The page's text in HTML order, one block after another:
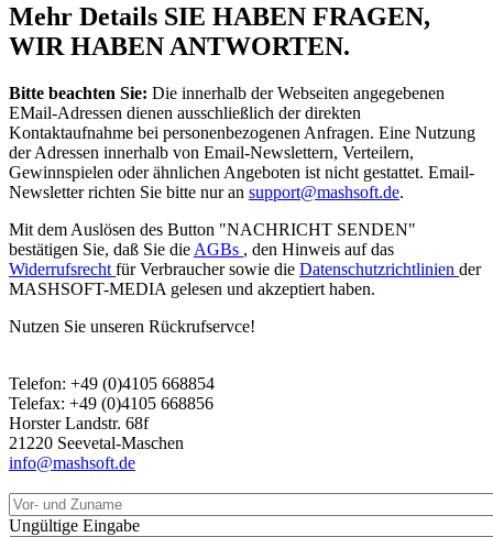
Mehr Details SIE HABEN FRAGEN,
WIR HABEN ANTWORTEN.
Bitte beachten Sie: Die innerhalb der Webseiten angegebenen
EMail-Adressen dienen ausschließlich der direkten
Kontaktaufnahme bei personenbezogenen Anfragen. Eine Nutzung
der Adressen innerhalb von Email-Newslettern, Verteilern,
Gewinnspielen oder ähnlichen Angeboten ist nicht gestattet. Email-
Newsletter richten Sie bitte nur an support@mashsoft.de.
Mit dem Auslösen des Button "NACHRICHT SENDEN"
bestätigen Sie, daß Sie die AGBs , den Hinweis auf das
Widerrufsrecht für Verbraucher sowie die Datenschutzrichtlinien der
MASHSOFT-MEDIA gelesen und akzeptiert haben.
Nutzen Sie unseren Rückrufservce!
Telefon: +49 (0)4105 668854
Telefax: +49 (0)4105 668856
Horster Landstr. 68f
21220 Seevetal-Maschen
info@mashsoft.de
Ungültige Eingabe